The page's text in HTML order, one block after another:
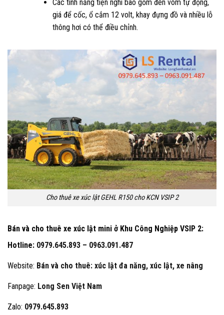
Các tính năng tiện nghi bao gồm đèn vòm tự động,
giá để cốc, ổ cắm 12 volt, khay đựng đồ và nhiều lỗ
thông hơi có thể điều chỉnh.
Cho thuê xe xúc lật GEHL R150 cho KCN VSIP 2
Bán và cho thuê xe xúc lật mini ở Khu Công Nghiệp VSIP 2:
Hotline: 0979.645.893 – 0963.091.487
Website: Bán và cho thuê: xúc lật đa năng, xúc lật, xe nâng
Fanpage: Long Sen Việt Nam
Zalo: 0979.645.893